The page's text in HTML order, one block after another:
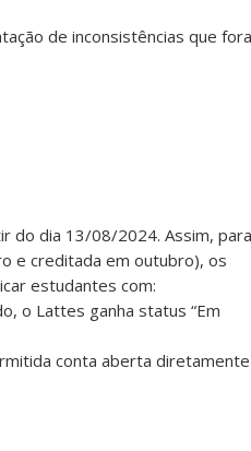
de inconsistências que
do dia 13/08/2024. Assim, para
e creditada em outubro), os
estudantes com:
o Lattes ganha status “Em
conta aberta diretamente